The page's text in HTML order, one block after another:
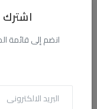
اشترك
انضم إلى قائمة